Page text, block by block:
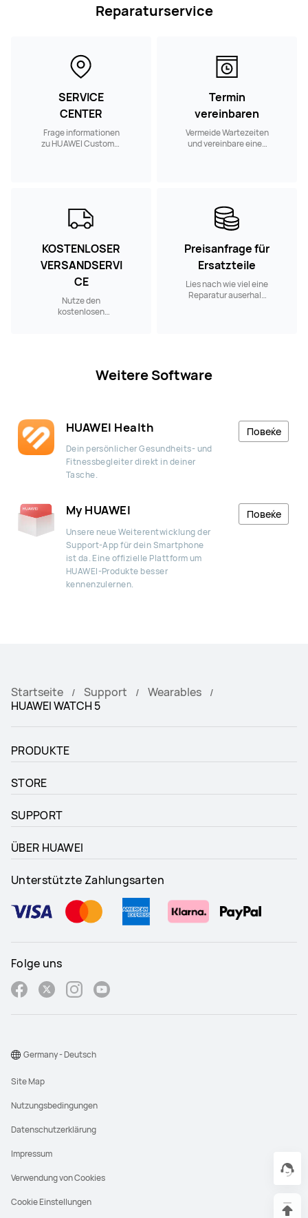
Reparaturservice
SERVICE
CENTER
Frage informationen
zu HUAWEI Customer
Termin
vereinbaren
Vermeide Wartezeiten
und vereinbare einen
KOSTENLOSER
VERSANDSERVI
CE
Nutze den
kostenlosen
Preisanfrage für
Ersatzteile
Lies nach wie viel eine
Reparatur auserhalb
Weitere Software
HUAWEI Health
Dein persönlicher Gesundheits- und
Fitnessbegleiter direkt in deiner
Tasche.
Повеќе
My HUAWEI
Unsere neue Weiterentwicklung der
Support-App für dein Smartphone
ist da. Eine offizielle Plattform um
HUAWEI-Produkte besser
kennenzulernen.
Повеќе
Startseite Support
Wearables
HUAWEI WATCH 5
PRODUKTE
STORE
SUPPORT
ÜBER HUAWEI
Unterstützte Zahlungsarten
Folge uns
Site Map
Nutzungsbedingungen
Datenschutzerklärung
Impressum
Verwendung von Cookies
Cookie Einstellungen
Germany - Deutsch